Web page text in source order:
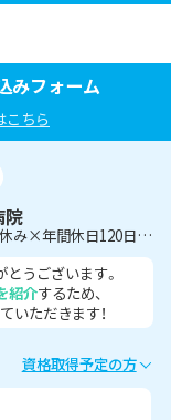
みフォーム
こちら
【沖縄県／沖縄市】 土日祝日休み×年間休日120日♪病院にて作業療法士の募集です！
うございます。
紹介するため、
いただきます！
資格取得予定の方